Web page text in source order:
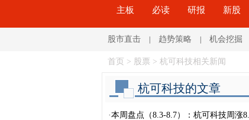
主板 必读 研报 新股
股市直击 趋势策略 机会挖掘
首页 > 股票 > 杭可科技相关新闻
杭可科技的文章
·本周盘点（8.3-8.7）：杭可科技周涨